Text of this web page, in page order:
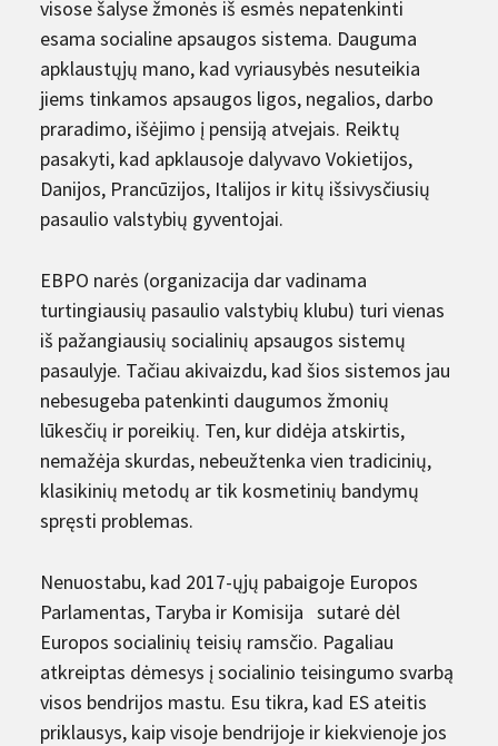
visose šalyse žmonės iš esmės nepatenkinti
esama socialine apsaugos sistema. Dauguma
apklaustųjų mano, kad vyriausybės nesuteikia
jiems tinkamos apsaugos ligos, negalios, darbo
praradimo, išėjimo į pensiją atvejais. Reiktų
pasakyti, kad apklausoje dalyvavo Vokietijos,
Danijos, Prancūzijos, Italijos ir kitų išsivysčiusių
pasaulio valstybių gyventojai.
EBPO narės (organizacija dar vadinama
turtingiausių pasaulio valstybių klubu) turi vienas
iš pažangiausių socialinių apsaugos sistemų
pasaulyje. Tačiau akivaizdu, kad šios sistemos jau
nebesugeba patenkinti daugumos žmonių
lūkesčių ir poreikių. Ten, kur didėja atskirtis,
nemažėja skurdas, nebeužtenka vien tradicinių,
klasikinių metodų ar tik kosmetinių bandymų
spręsti problemas.
Nenuostabu, kad 2017-ųjų pabaigoje Europos
Parlamentas, Taryba ir Komisija sutarė dėl
Europos socialinių teisių ramsčio. Pagaliau
atkreiptas dėmesys į socialinio teisingumo svarbą
visos bendrijos mastu. Esu tikra, kad ES ateitis
priklausys, kaip visoje bendrijoje ir kiekvienoje jos